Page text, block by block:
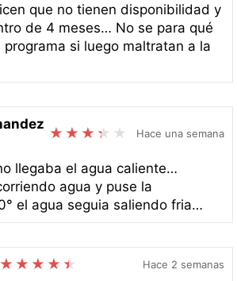
que no tienen disponibilidad y
de 4 meses… No se para qué
si luego maltratan a la
Hace una semana
llegaba el agua caliente…
agua y puse la
el agua seguia saliendo fria…
Hace 2 semanas